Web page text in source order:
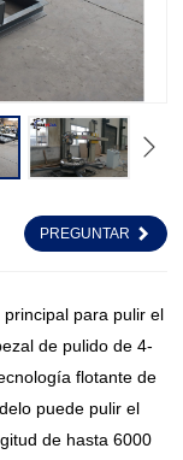
PREGUNTAR
para pulir el
de pulido de 4-
flotante de
puede pulir el
de hasta 6000